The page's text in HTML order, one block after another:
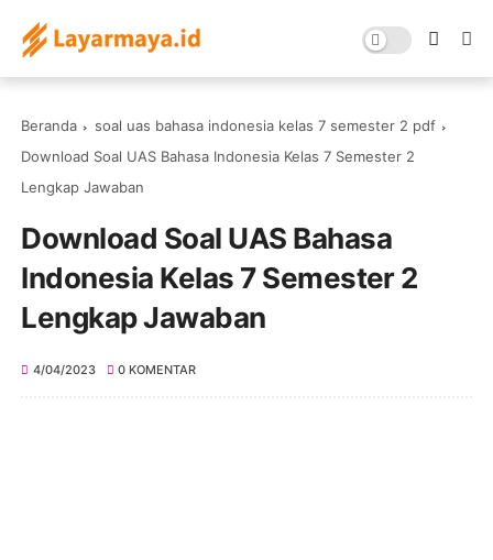
Beranda
soal uas bahasa indonesia kelas 7 semester 2 pdf
Download Soal UAS Bahasa Indonesia Kelas 7 Semester 2
Lengkap Jawaban
Download Soal UAS Bahasa
Indonesia Kelas 7 Semester 2
Lengkap Jawaban
4/04/2023 0 KOMENTAR